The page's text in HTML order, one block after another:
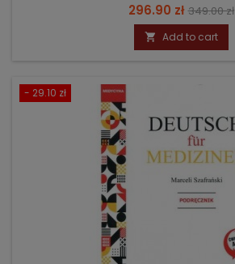
Price
296.90 zł Regular
price
349.00 zł
 Add to cart
- 29.10 zł